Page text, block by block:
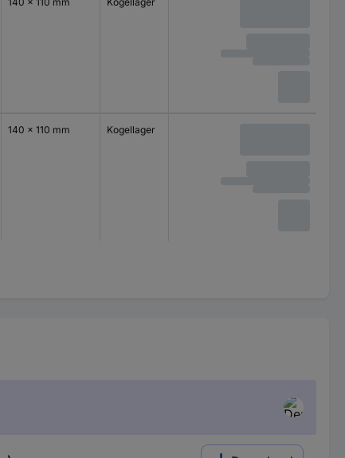
140 x 110 mm Kogellager